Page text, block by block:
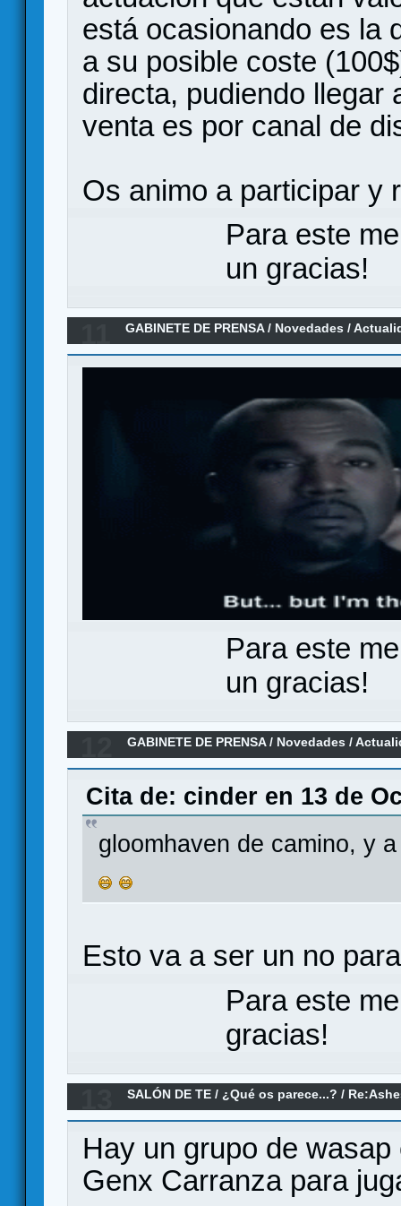
está ocasionando es la
a su posible coste
directa, pudiendo llegar
venta es por canal de
Os animo a participar y
Para este
un gracias!
GABINETE DE PRENSA/ Novedades /
de ligar y hacer el chorra
Para este
un gracias!
GABINETE DE PRENSA/ Novedades /
Cita de: cinder en 13 de
gloomhaven de camino, y
Esto va a ser un no
Para este
gracias!
SALÓN DE TE / ¿Qué os parece...? /
Hay un grupo de
Genx Carranza para